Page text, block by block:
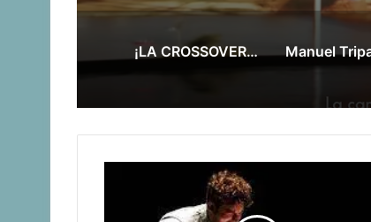
¡LA CROSSOVER TAMBIÉN EN CÓRDOBA!